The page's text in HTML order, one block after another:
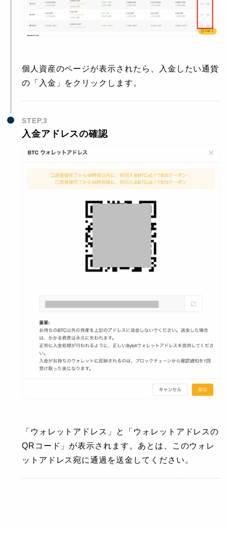
個人資産のページが表示されたら、入金したい通貨
の「入金」をクリックします。
STEP.3
入金アドレスの確認
「ウォレットアドレス」と「ウォレットアドレスの
QRコード」が表示されます。あとは、このウォレ
ットアドレス宛に通過を送金してください。